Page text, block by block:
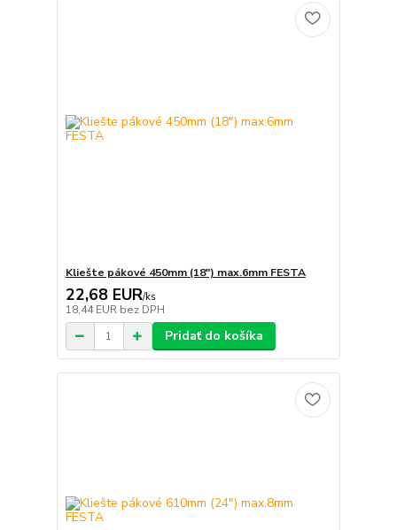
Kliešte pákové 450mm (18") max.6mm FESTA
22,68 EUR/ks
18,44 EUR bez DPH
Pridať do košíka